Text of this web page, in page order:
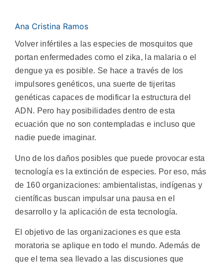
Ana Cristina Ramos
Volver infértiles a las especies de mosquitos que
portan enfermedades como el zika, la malaria o el
dengue ya es posible. Se hace a través de los
impulsores genéticos, una suerte de tijeritas
genéticas capaces de modificar la estructura del
ADN. Pero hay posibilidades dentro de esta
ecuación que no son contempladas e incluso que
nadie puede imaginar.
Uno de los daños posibles que puede provocar esta
tecnología es la extinción de especies. Por eso, más
de 160 organizaciones: ambientalistas, indígenas y
científicas buscan impulsar una pausa en el
desarrollo y la aplicación de esta tecnología.
El objetivo de las organizaciones es que esta
moratoria se aplique en todo el mundo. Además de
que el tema sea llevado a las discusiones que